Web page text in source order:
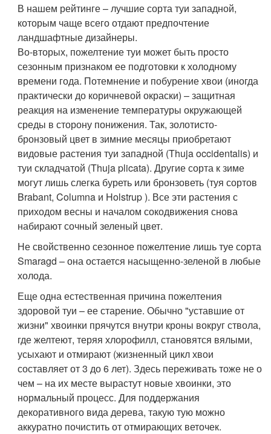
В нашем рейтинге – лучшие сорта туи западной,
которым чаще всего отдают предпочтение
ландшафтные дизайнеры.
Во-вторых, пожелтение туи может быть просто
сезонным признаком ее подготовки к холодному
времени года. Потемнение и побурение хвои (иногда
практически до коричневой окраски) – защитная
реакция на изменение температуры окружающей
среды в сторону понижения. Так, золотисто-
бронзовый цвет в зимние месяцы приобретают
видовые растения туи западной (Thuja occidentalis) и
туи складчатой (Thuja plicata). Другие сорта к зиме
могут лишь слегка буреть или бронзоветь (туя сортов
Brabant, Columna и Holstrup ). Все эти растения с
приходом весны и началом сокодвижения снова
набирают сочный зеленый цвет.
Не свойственно сезонное пожелтение лишь туе сорта
Smaragd – она остается насыщенно-зеленой в любые
холода.
Еще одна естественная причина пожелтения
здоровой туи – ее старение. Обычно "уставшие от
жизни" хвоинки прячутся внутри кроны вокруг ствола,
где желтеют, теряя хлорофилл, становятся вялыми,
усыхают и отмирают (жизненный цикл хвои
составляет от 3 до 6 лет). Здесь переживать тоже не о
чем – на их месте вырастут новые хвоинки, это
нормальный процесс. Для поддержания
декоративного вида дерева, такую тую можно
аккуратно почистить от отмирающих веточек.